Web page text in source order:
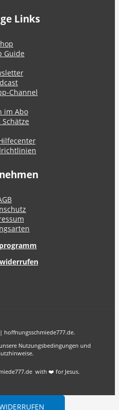
Links
Guide
Channel
im Abo
Schätze
hoffnungsschmiede777.de.
Nutzungsbedingungen und
with ❤️ for Jesus.